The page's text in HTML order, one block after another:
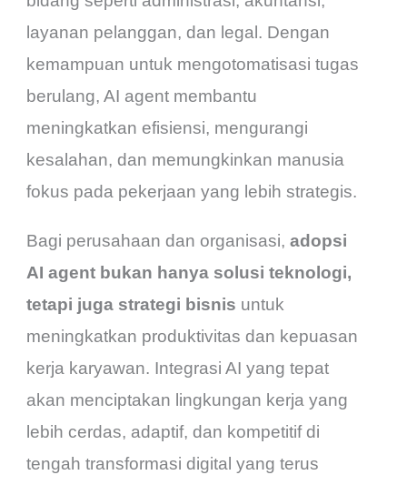
layanan pelanggan, dan legal. Dengan
kemampuan untuk mengotomatisasi tugas
berulang, AI agent membantu
meningkatkan efisiensi, mengurangi
kesalahan, dan memungkinkan manusia
fokus pada pekerjaan yang lebih strategis.
Bagi perusahaan dan organisasi,adopsi
AI agent bukan hanya solusi teknologi,
tetapi juga strategi bisnis untuk
meningkatkan produktivitas dan kepuasan
kerja karyawan. Integrasi AI yang tepat
akan menciptakan lingkungan kerja yang
lebih cerdas, adaptif, dan kompetitif di
tengah transformasi digital yang terus